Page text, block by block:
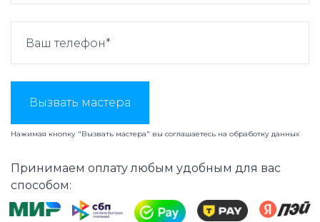
Вызвать мастера
Нажимая кнопку "Вызвать мастера" вы соглашаетесь на обработку данных
Принимаем оплату любым удобным для вас
способом: